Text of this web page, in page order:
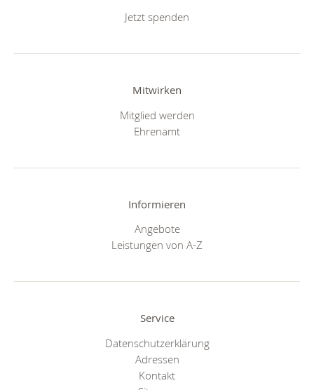
Jetzt spenden
Mitwirken
Mitglied werden
Ehrenamt
Informieren
Angebote
Leistungen von A-Z
Service
Datenschutzerklärung
Adressen
Kontakt